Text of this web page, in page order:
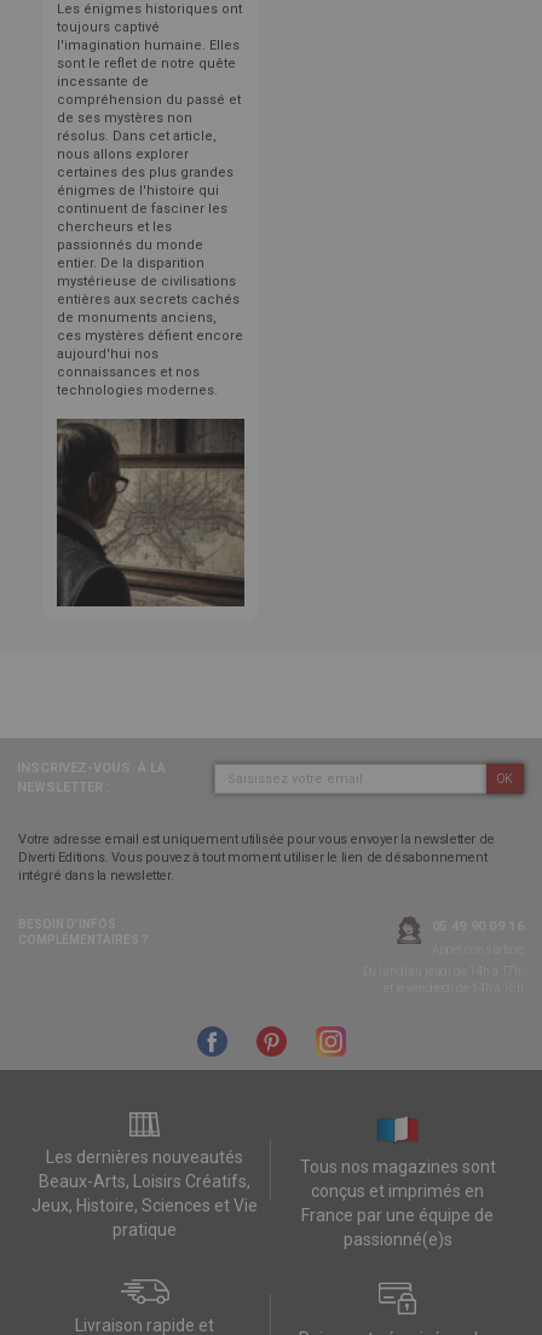
Les énigmes historiques ont
toujours captivé
l'imagination humaine. Elles
sont le reflet de notre quête
incessante de
compréhension du passé et
de ses mystères non
résolus. Dans cet article,
nous allons explorer
certaines des plus grandes
énigmes de l'histoire qui
continuent de fasciner les
chercheurs et les
passionnés du monde
entier. De la disparition
mystérieuse de civilisations
entières aux secrets cachés
de monuments anciens,
ces mystères défient encore
aujourd'hui nos
connaissances et nos
technologies modernes.
OK
Votre adresse email est uniquement utilisée pour vous envoyer la newsletter de
Diverti Editions. Vous pouvez à tout moment utiliser le lien de désabonnement
intégré dans la newsletter.
Les dernières nouveautés
Beaux-Arts, Loisirs Créatifs,
Jeux, Histoire, Sciences et Vie
pratique
Tous nos magazines sont
conçus et imprimés en
France par une équipe de
passionné(e)s
Livraison rapide et